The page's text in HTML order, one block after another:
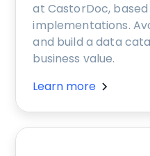
at CastorDoc, based
implementations.
and build a data
business value.
Learn more